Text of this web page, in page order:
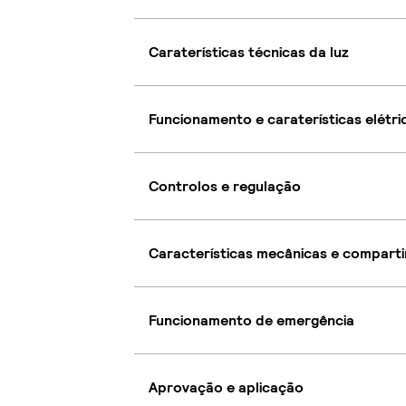
Caraterísticas técnicas da luz
Funcionamento e caraterísticas
Controlos e regulação
Características mecânicas e
Funcionamento de emergência
Aprovação e aplicação